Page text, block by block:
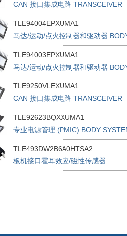
CAN 接口集成电路 TRANSCEIVER
TLE94004EPXUMA1
马达/运动/点火控制器和驱动器
BRIDGES
TLE94003EPXUMA1
马达/运动/点火控制器和驱动器
BRIDGES
TLE9250VLEXUMA1
CAN 接口集成电路 TRANSCEIVER
TLE92623BQXXUMA1
专业电源管理 (PMIC) BODY
ICS
TLE493DW2B6A0HTSA2
板机接口霍耳效应/磁性传感器
POSITION&CURRENT SENSORS